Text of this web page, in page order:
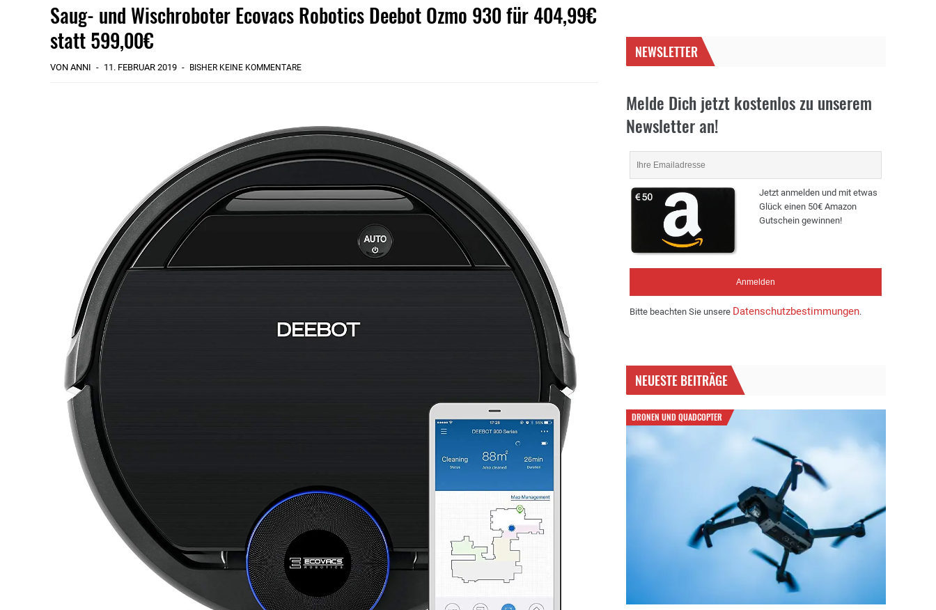
Saug- und Wischroboter Ecovacs Robotics Deebot Ozmo 930 für 404,99€
statt 599,00€
VON ANNI 11. FEBRUAR 2019 BISHER KEINE KOMMENTARE
NEWSLETTER
Melde Dich jetzt kostenlos zu unserem
Newsletter an!
Jetzt anmelden und mit etwas
Glück einen 50€ Amazon
Gutschein gewinnen!
Bitte beachten Sie unsere Datenschutzbestimmungen.
NEUESTE BEITRÄGE
DRONEN UND QUADCOPTER